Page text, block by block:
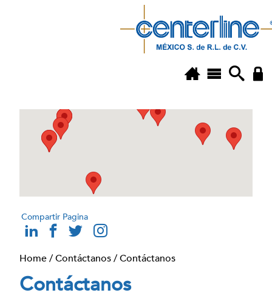
Home/Contáctanos/Contáctanos
Contáctanos
Compartir Pagina